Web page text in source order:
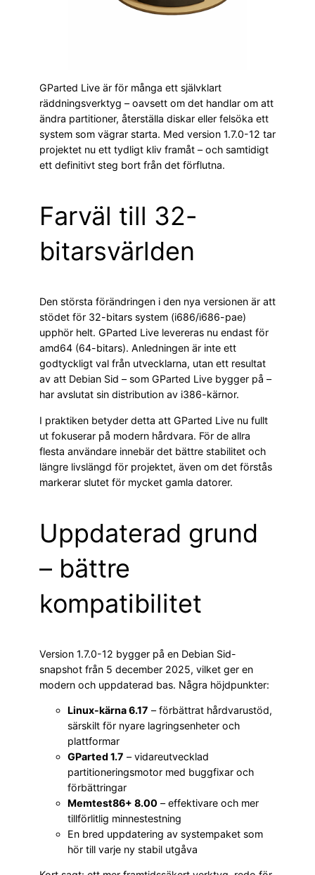
GParted Live är för många ett självklart
räddningsverktyg – oavsett om det handlar om att
ändra partitioner, återställa diskar eller felsöka ett
system som vägrar starta. Med version 1.7.0-12 tar
projektet nu ett tydligt kliv framåt – och samtidigt
ett definitivt steg bort från det förflutna.
Farväl till 32-
bitarsvärlden
Den största förändringen i den nya versionen är att
stödet för 32-bitars system (i686/i686-pae)
upphör helt. GParted Live levereras nu endast för
amd64 (64-bitars). Anledningen är inte ett
godtyckligt val från utvecklarna, utan ett resultat
av att Debian Sid – som GParted Live bygger på –
har avslutat sin distribution av i386-kärnor.
I praktiken betyder detta att GParted Live nu fullt
ut fokuserar på modern hårdvara. För de allra
flesta användare innebär det bättre stabilitet och
längre livslängd för projektet, även om det förstås
markerar slutet för mycket gamla datorer.
Uppdaterad grund
– bättre
kompatibilitet
Version 1.7.0-12 bygger på en Debian Sid-
snapshot från 5 december 2025, vilket ger en
modern och uppdaterad bas. Några höjdpunkter:
Linux-kärna 6.17 – förbättrat hårdvarustöd,
särskilt för nyare lagringsenheter och
plattformar
GParted 1.7 – vidareutvecklad
partitioneringsmotor med buggfixar och
förbättringar
Memtest86+ 8.00 – effektivare och mer
tillförlitlig minnestestning
En bred uppdatering av systempaket som
hör till varje ny stabil utgåva